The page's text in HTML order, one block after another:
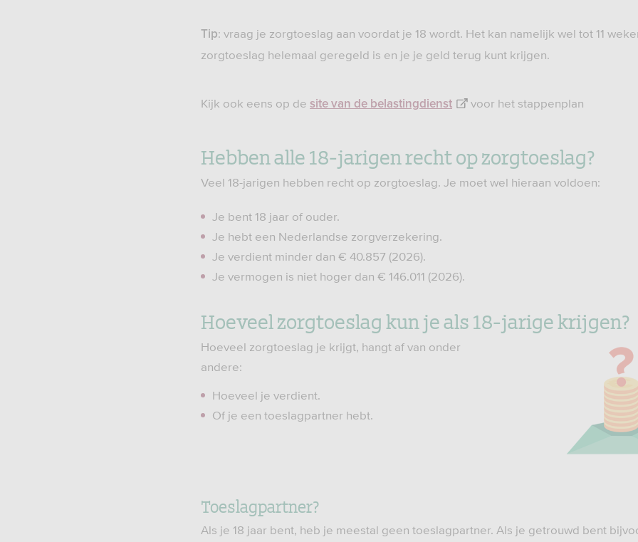
Tip: vraag je zorgtoeslag aan voordat je 18 wordt. Het kan namelijk wel tot 11
zorgtoeslag helemaal geregeld is en je je geld terug kunt krijgen.
Kijk ook eens op de site van de belastingdienst voor het stappenplan
Hebben alle 18-jarigen recht op zorgtoeslag?
Veel 18-jarigen hebben recht op zorgtoeslag. Je moet wel hieraan voldoen:
Je bent 18 jaar of ouder.
Je hebt een Nederlandse zorgverzekering.
Je verdient minder dan € 40.857 (2026).
Je vermogen is niet hoger dan € 146.011 (2026).
Hoeveel zorgtoeslag kun je als 18-jarige krijgen?
Hoeveel zorgtoeslag je krijgt, hangt af van onder
andere:
Hoeveel je verdient.
Of je een toeslagpartner hebt.
Toeslagpartner?
Als je 18 jaar bent, heb je meestal geen toeslagpartner. Als je getrouwd bent